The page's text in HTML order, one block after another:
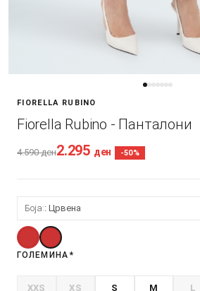
FIORELLA RUBINO
Fiorella Rubino - Панталони
4.590ден2.295 ден -50%
Боја: Црвена
ГОЛЕМИНА *
XXS XS S M L